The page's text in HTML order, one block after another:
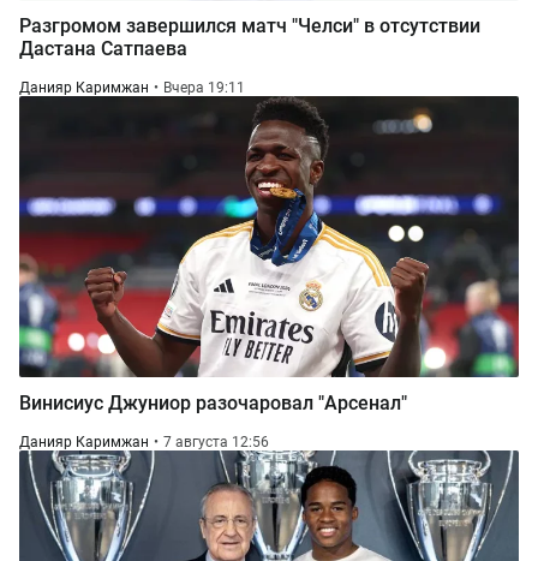
Разгромом завершился матч "Челси" в отсутствии
Дастана Сатпаева
Данияр Каримжан Вчера 19:11
Винисиус Джуниор разочаровал "Арсенал"
Данияр Каримжан 7 августа 12:56